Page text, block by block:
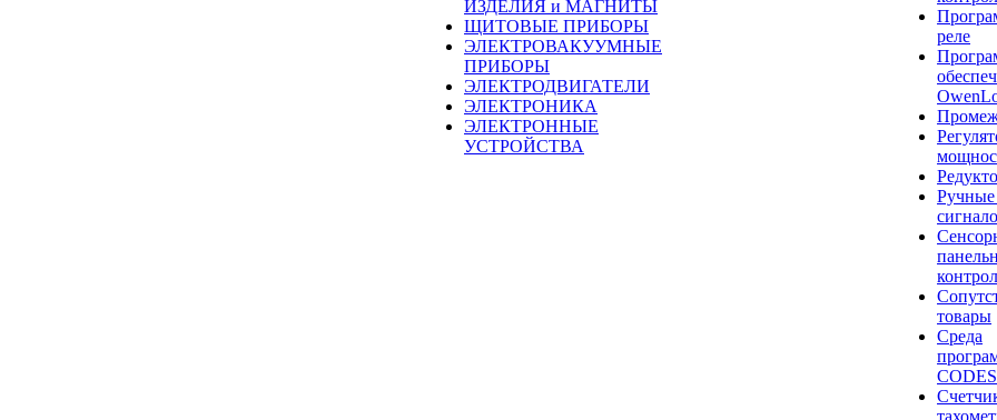
ИЗДЕЛИЯ и МАГНИТЫ
ЩИТОВЫЕ ПРИБОРЫ
ЭЛЕКТРОВАКУУМНЫЕ
ПРИБОРЫ
ЭЛЕКТРОДВИГАТЕЛИ
ЭЛЕКТРОНИКА
ЭЛЕКТРОННЫЕ
УСТРОЙСТВА
реле
Ручные
товары
Среда